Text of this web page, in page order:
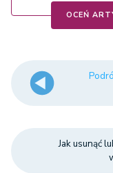
OCEŃ
Jak usunąć